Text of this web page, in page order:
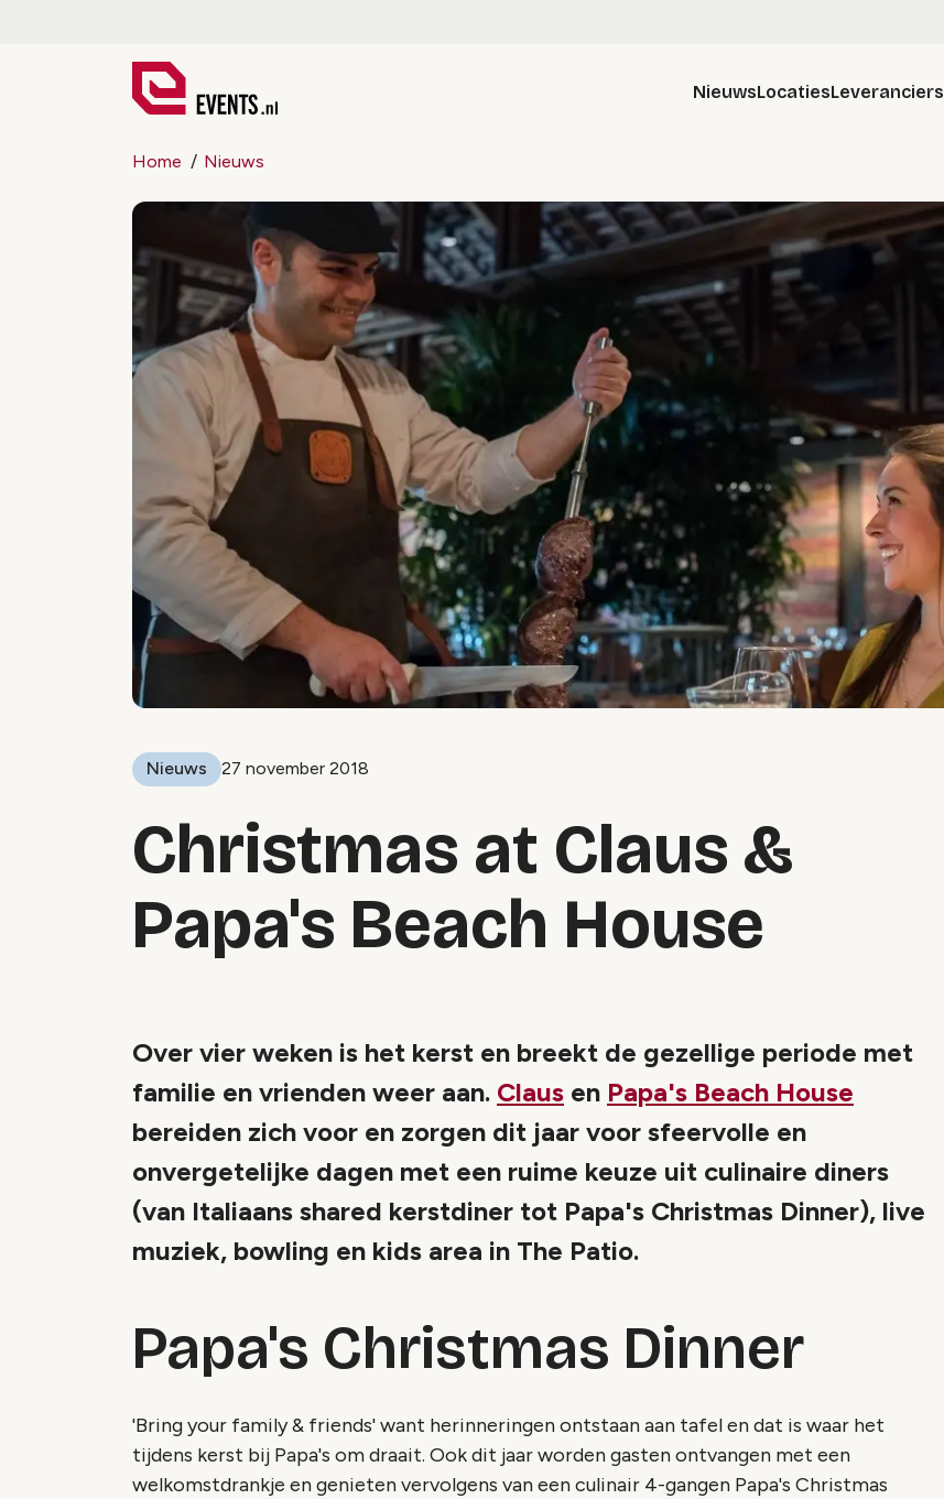
NieuwsLocatiesLeveranciers
Home Nieuws
Nieuws 27 november 2018
Christmas at Claus &
Papa's Beach House
Over vier weken is het kerst en breekt de gezellige periode met
familie en vrienden weer aan. Claus en Papa's Beach House
bereiden zich voor en zorgen dit jaar voor sfeervolle en
onvergetelijke dagen met een ruime keuze uit culinaire diners
(van Italiaans shared kerstdiner tot Papa's Christmas Dinner), live
muziek, bowling en kids area in The Patio.
Papa's Christmas Dinner
'Bring your family & friends' want herinneringen ontstaan aan tafel en dat is waar het
tijdens kerst bij Papa's om draait. Ook dit jaar worden gasten ontvangen met een
welkomstdrankje en genieten vervolgens van een culinair 4-gangen Papa's Christmas